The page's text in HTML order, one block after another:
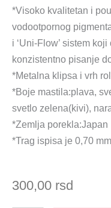
*Visoko kvalitetan i
vodootpornog
i ‘Uni-Flow’ sistem
konzistentno pisanje
*Metalna klipsa i vrh
*Boje mastila:plava,
svetlo zelena(kivi),
*Zemlja porekla:Japan
*Trag ispisa je 0,70 mm
300,00 rsd